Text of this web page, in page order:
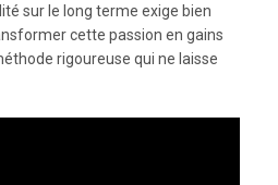
sur le long terme exige bien
cette passion en gains
rigoureuse qui ne laisse